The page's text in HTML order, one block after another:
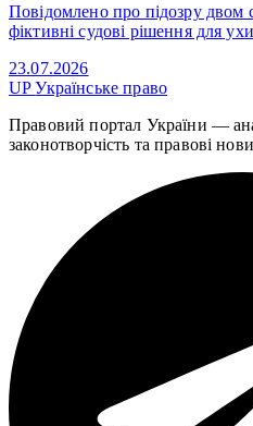
Повідомлено про підозру двом
фіктивні судові рішення для
23.07.2026
UPУкраїнське право
Правовий портал України —
законотворчість та правові